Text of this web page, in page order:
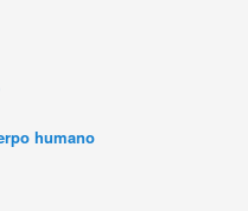
humano